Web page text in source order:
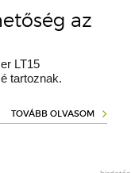
az
LT15
tartoznak.
TOVÁBB OLVASOM